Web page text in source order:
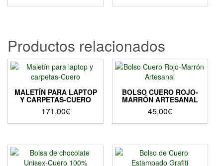
página
de
producto
Este
variantes.
Las
opciones
se
pueden
elegir
en
la
página
producto
Productos relacionados
MALETÍN PARA LAPTOP
Y CARPETAS-CUERO
171,00€
Este
tiene
múltiples
BOLSO CUERO ROJO-
MARRÓN ARTESANAL
45,00€